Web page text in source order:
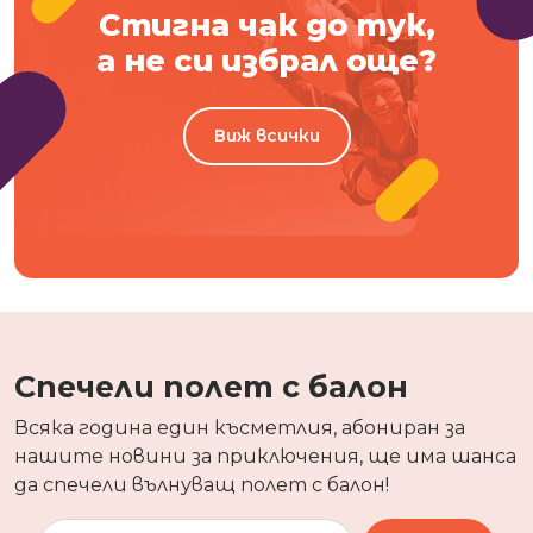
Стигна чак до тук,
а не си избрал още?
Виж всички
Спечели полет с балон
Всяка година един късметлия, абониран за
нашите новини за приключения, ще има шанса
да спечели вълнуващ полет с балон!